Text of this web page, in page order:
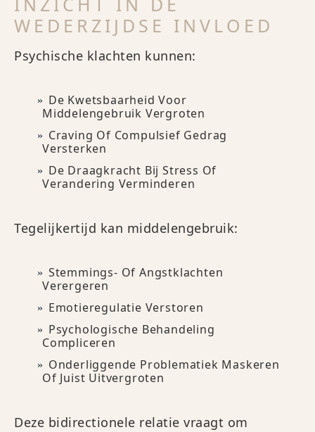
WEDERZIJDSE INVLOED
Psychische klachten kunnen:
De Kwetsbaarheid Voor
Middelengebruik Vergroten
Craving Of Compulsief Gedrag
Versterken
De Draagkracht Bij Stress Of
Verandering Verminderen
Tegelijkertijd kan middelengebruik:
Stemmings- Of Angstklachten
Verergeren
Emotieregulatie Verstoren
Psychologische Behandeling
Compliceren
Onderliggende Problematiek Maskeren
Of Juist Uitvergroten
Deze bidirectionele relatie vraagt om